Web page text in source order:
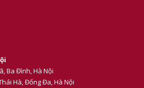
Ba Đình, Hà Nội
Hà, Đống Đa, Hà Nội